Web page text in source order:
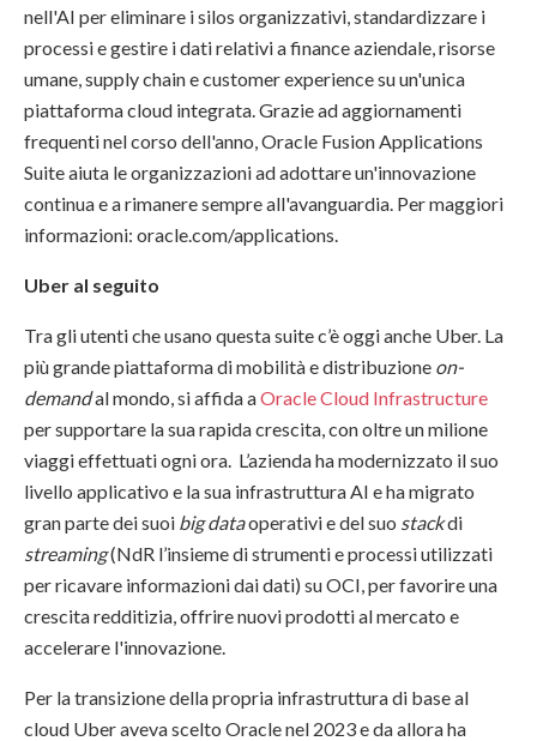
nell'AI per eliminare i silos organizzativi, standardizzare i
processi e gestire i dati relativi a finance aziendale, risorse
umane, supply chain e customer experience su un'unica
piattaforma cloud integrata. Grazie ad aggiornamenti
frequenti nel corso dell'anno, Oracle Fusion Applications
Suite aiuta le organizzazioni ad adottare un'innovazione
continua e a rimanere sempre all'avanguardia. Per maggiori
informazioni: oracle.com/applications.
Uber al seguito
Tra gli utenti che usano questa suite c’è oggi anche Uber. La
più grande piattaforma di mobilità e distribuzione on-
demandal mondo, si affida aOracle Cloud Infrastructure
per supportare la sua rapida crescita, con oltre un milione
viaggi effettuati ogni ora. L’azienda ha modernizzato il suo
livello applicativo e la sua infrastruttura AI e ha migrato
gran parte dei suoi big dataoperativi e del suo stackdi
streaming(NdR l’insieme di strumenti e processi utilizzati
per ricavare informazioni dai dati) su OCI, per favorire una
crescita redditizia, offrire nuovi prodotti al mercato e
accelerare l'innovazione.
Per la transizione della propria infrastruttura di base al
cloud Uber aveva scelto Oracle nel 2023 e da allora ha